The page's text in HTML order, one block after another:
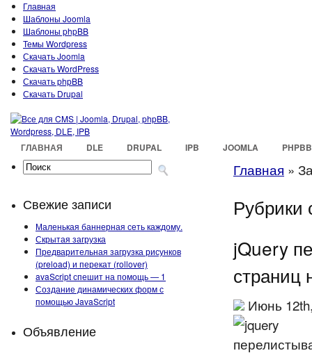
Главная
Шаблоны Joomla
Шаблоны phpBB
Темы Wordpress
Скачать Joomla
Скачать WordPress
Скачать phpBB
Скачать Drupal
ГЛАВНАЯ DLE DRUPAL IPB JOOMLA PHPBB
Свежие записи
Маленькая баннерная сеть каждому.
Скрытая загрузка
Предварительная загрузка рисунков
(preload) и перекат (rollover)
avaScript спешит на помощь — 1
Создание динамических форм с
помощью JavaScript
Объявление
Главная »
Рубрики
jQuery
страниц
Июнь